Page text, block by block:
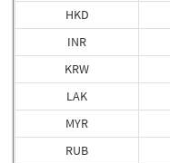
HKD
INR
KRW
LAK
MYR
RUB